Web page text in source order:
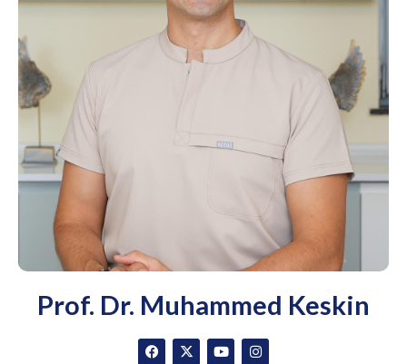
Prof. Dr. Muhammed Keskin